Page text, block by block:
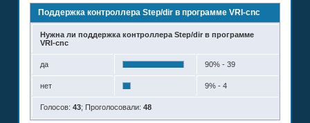
Поддержка контроллера Step/dir в программе VRI-cnc
Нужна ли поддержка контроллера Step/dir в программе
VRI-cnc
да 90% - 39
нет 9% - 4
Голосов: 43; Проголосовали: 48